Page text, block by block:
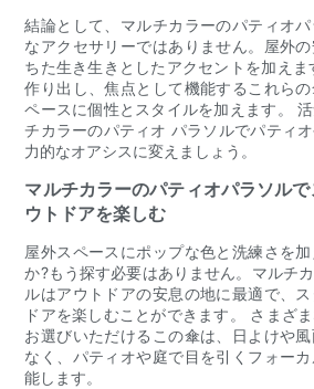
結論として、マルチカラーのパティオ
なアクセサリーではありません。屋外
ちた生き生きとしたアクセントを加え
作り出し、焦点として機能するこれら
ペースに個性とスタイルを加えます。
チカラーのパティオ パラソルでパティ
力的なオアシスに変えましょう。
マルチカラーのパティオパラソル
ウトドアを楽しむ
屋外スペースにポップな色と洗練さを
か?もう探す必要はありません。マルチ
ルはアウトドアの安息の地に最適で、
ドアを楽しむことができます。 さまざ
お選びいただけるこの傘は、日よけや
なく、パティオや庭で目を引くフォー
能します。